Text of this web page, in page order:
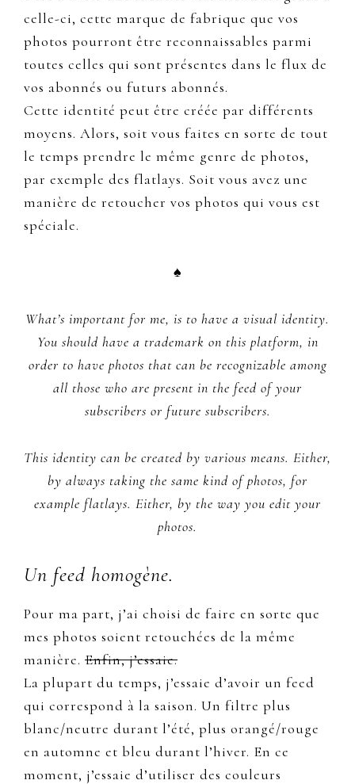
celle-ci, cette marque de fabrique que vos
photos pourront être reconnaissables parmi
toutes celles qui sont présentes dans le flux de
vos abonnés ou futurs abonnés.
Cette identité peut être créée par différents
moyens. Alors, soit vous faites en sorte de tout
le temps prendre le même genre de photos,
par exemple des flatlays. Soit vous avez une
manière de retoucher vos photos qui vous est
spéciale.
♠
What’s important for me, is to have a visual identity.
You should have a trademark on this platform, in
order to have photos that can be recognizable among
all those who are present in the feed of your
subscribers or future subscribers.
This identity can be created by various means. Either,
by always taking the same kind of photos, for
example flatlays. Either, by the way you edit your
photos.
Un feed homogène.
Pour ma part, j’ai choisi de faire en sorte que
mes photos soient retouchées de la même
manière. Enfin, j’essaie.
La plupart du temps, j’essaie d’avoir un feed
qui correspond à la saison. Un filtre plus
blanc/neutre durant l’été, plus orangé/rouge
en automne et bleu durant l’hiver. En ce
moment, j’essaie d’utiliser des couleurs